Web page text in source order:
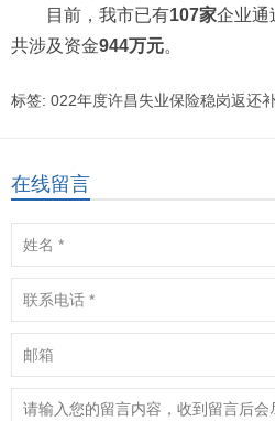
目前，我市已有107家企业通
共涉及资金944万元。
标签: 022年度许昌失业保险稳岗返还
在线留言